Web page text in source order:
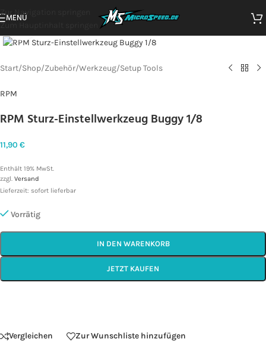
Zur Navigation springen
Zum Hauptinhalt springen
MENÜ
Zum Vergrößern klicken
Start/Shop/Zubehör/Werkzeug/Setup Tools
RPM
RPM Sturz-Einstellwerkzeug Buggy 1/8
11,90 €
Enthält 19% MwSt.
zzgl. Versand
Lieferzeit: sofort lieferbar
Vorrätig
IN DEN WARENKORB
JETZT KAUFEN
Vergleichen Zur Wunschliste hinzufügen